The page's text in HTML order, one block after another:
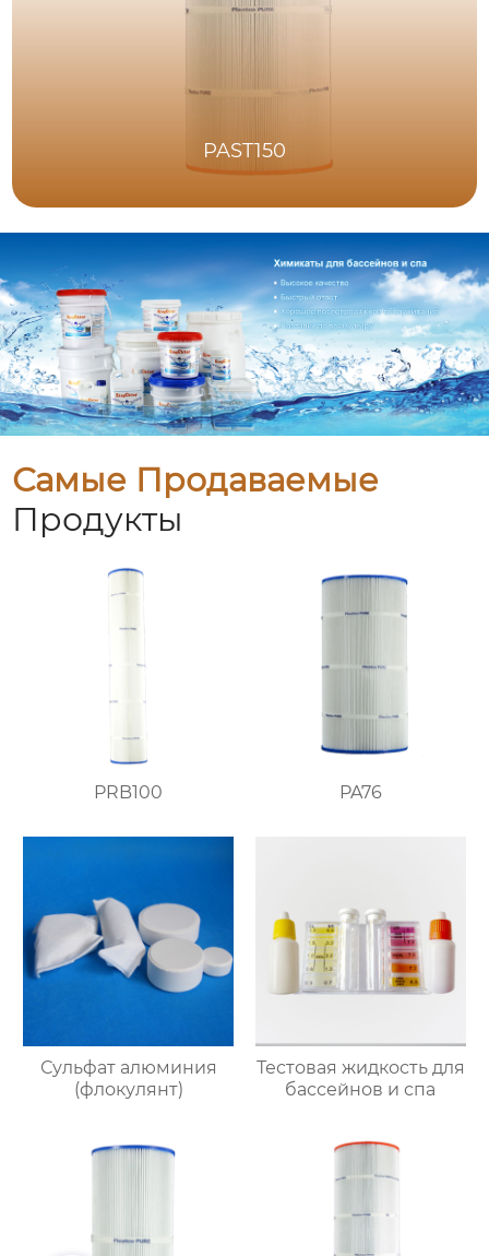
PAST150
Самые Продаваемые
Продукты
PRB100 PA76
Сульфат алюминия
(флокулянт)
Тестовая жидкость для
бассейнов и спа